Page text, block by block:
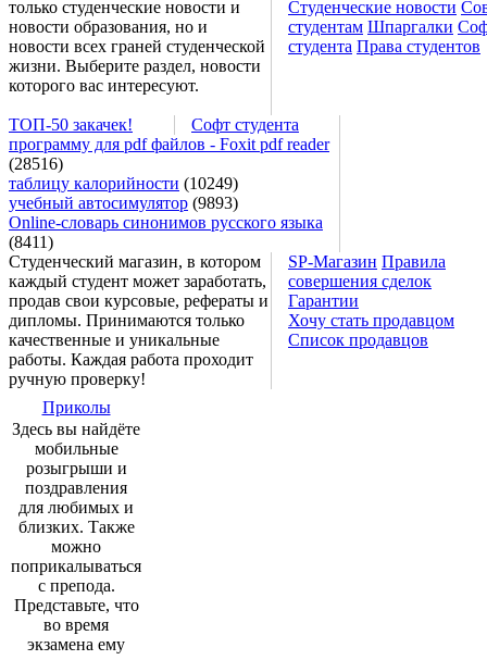
только студенческие новости и
новости образования, но и
новости всех граней студенческой
жизни. Выберите раздел, новости
которого вас интересуют.
Студенческие новости
студентам Шпаргалки
студента Права студентов
ТОП-50 закачек!
Софт студента
программу для pdf файлов - Foxit pdf reader
(28516)
таблицу калорийности (10249)
учебный автосимулятор (9893)
Online-словарь синонимов русского языка
(8411)
Студенческий магазин, в котором
каждый студент может заработать,
продав свои курсовые, рефераты и
дипломы. Принимаются только
качественные и уникальные
работы. Каждая работа проходит
ручную проверку!
SP-Магазин Правила
совершения сделок
Гарантии
Хочу стать продавцом
Список продавцов
Приколы
Здесь вы найдёте
мобильные
розыгрыши и
поздравления
для любимых и
близких. Также
можно
поприкалываться
с препода.
Представьте, что
во время
экзамена ему